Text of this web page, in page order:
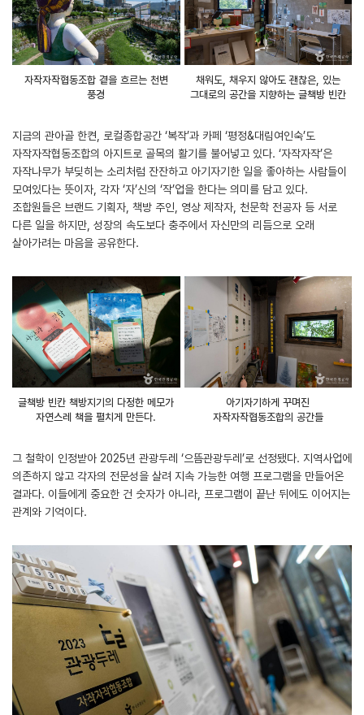
자작자작협동조합 곁을 흐르는 천변
풍경
채워도, 채우지 않아도 괜찮은, 있는
그대로의 공간을 지향하는 글책방 빈칸
지금의 관아골 한켠, 로컬종합공간 ‘복작’과 카페 ‘평정&대림여인숙’도
자작자작협동조합의 아지트로 골목의 활기를 불어넣고 있다. ‘자작자작’은
자작나무가 부딪히는 소리처럼 잔잔하고 아기자기한 일을 좋아하는 사람들이
모여있다는 뜻이자, 각자 ‘자’신의 ‘작’업을 한다는 의미를 담고 있다.
조합원들은 브랜드 기획자, 책방 주인, 영상 제작자, 천문학 전공자 등 서로
다른 일을 하지만, 성장의 속도보다 충주에서 자신만의 리듬으로 오래
살아가려는 마음을 공유한다.
글책방 빈칸 책방지기의 다정한 메모가
자연스레 책을 펼치게 만든다.
아기자기하게 꾸며진
자작자작협동조합의 공간들
그 철학이 인정받아 2025년 관광두레 ‘으뜸관광두레’로 선정됐다. 지역사업에
의존하지 않고 각자의 전문성을 살려 지속 가능한 여행 프로그램을 만들어온
결과다. 이들에게 중요한 건 숫자가 아니라, 프로그램이 끝난 뒤에도 이어지는
관계와 기억이다.